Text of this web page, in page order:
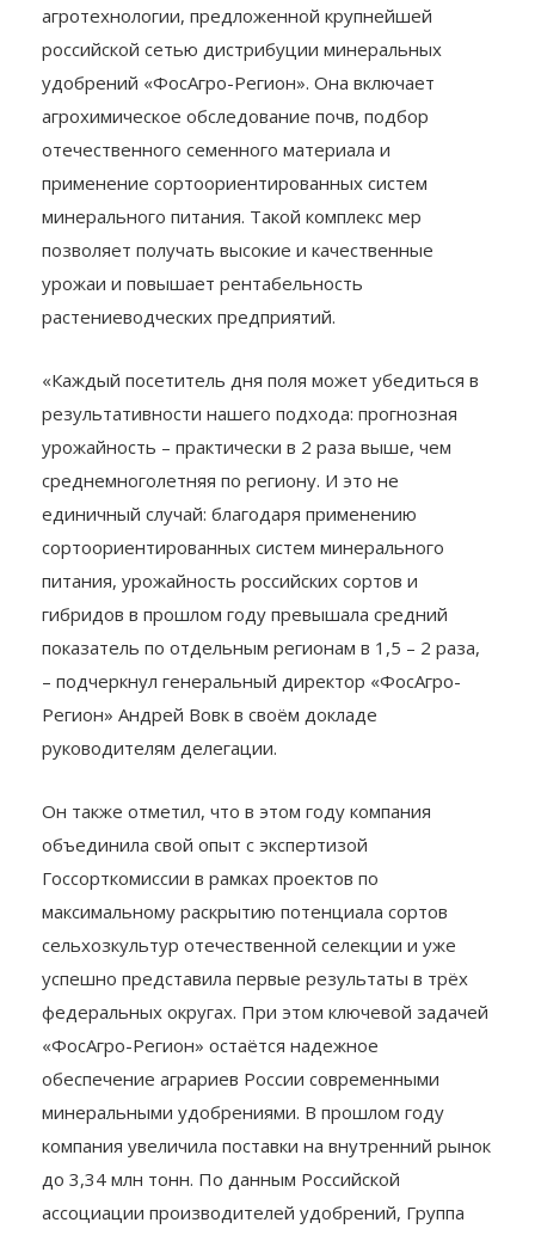
агротехнологии, предложенной крупнейшей
российской сетью дистрибуции минеральных
удобрений «ФосАгро-Регион». Она включает
агрохимическое обследование почв, подбор
отечественного семенного материала и
применение сортоориентированных систем
минерального питания. Такой комплекс мер
позволяет получать высокие и качественные
урожаи и повышает рентабельность
растениеводческих предприятий.
«Каждый посетитель дня поля может убедиться в
результативности нашего подхода: прогнозная
урожайность – практически в 2 раза выше, чем
среднемноголетняя по региону. И это не
единичный случай: благодаря применению
сортоориентированных систем минерального
питания, урожайность российских сортов и
гибридов в прошлом году превышала средний
показатель по отдельным регионам в 1,5 – 2 раза,
– подчеркнул генеральный директор «ФосАгро-
Регион» Андрей Вовк в своём докладе
руководителям делегации.
Он также отметил, что в этом году компания
объединила свой опыт с экспертизой
Госсорткомиссии в рамках проектов по
максимальному раскрытию потенциала сортов
сельхозкультур отечественной селекции и уже
успешно представила первые результаты в трёх
федеральных округах. При этом ключевой задачей
«ФосАгро-Регион» остаётся надежное
обеспечение аграриев России современными
минеральными удобрениями. В прошлом году
компания увеличила поставки на внутренний рынок
до 3,34 млн тонн. По данным Российской
ассоциации производителей удобрений, Группа